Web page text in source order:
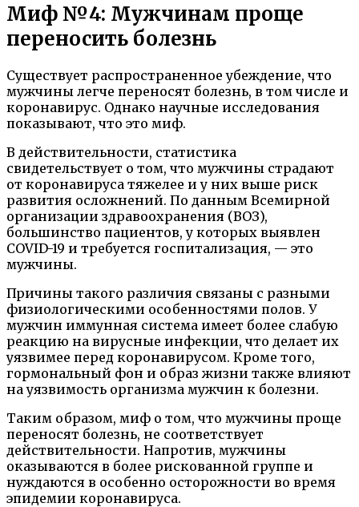
Миф №4: Мужчинам проще
переносить болезнь
Существует распространенное убеждение, что
мужчины легче переносят болезнь, в том числе и
коронавирус. Однако научные исследования
показывают, что это миф.
В действительности, статистика
свидетельствует о том, что мужчины страдают
от коронавируса тяжелее и у них выше риск
развития осложнений. По данным Всемирной
организации здравоохранения (ВОЗ),
большинство пациентов, у которых выявлен
COVID-19 и требуется госпитализация, — это
мужчины.
Причины такого различия связаны с разными
физиологическими особенностями полов. У
мужчин иммунная система имеет более слабую
реакцию на вирусные инфекции, что делает их
уязвимее перед коронавирусом. Кроме того,
гормональный фон и образ жизни также влияют
на уязвимость организма мужчин к болезни.
Таким образом, миф о том, что мужчины проще
переносят болезнь, не соответствует
действительности. Напротив, мужчины
оказываются в более рискованной группе и
нуждаются в особенно осторожности во время
эпидемии коронавируса.